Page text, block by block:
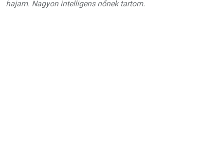
hajam. Nagyon intelligens nőnek tartom.